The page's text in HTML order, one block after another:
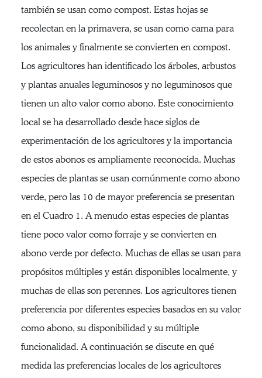
también se usan como compost. Estas hojas se
recolectan en la primavera, se usan como cama para
los animales y finalmente se convierten en compost.
Los agricultores han identificado los árboles, arbustos
y plantas anuales leguminosos y no leguminosos que
tienen un alto valor como abono. Este conocimiento
local se ha desarrollado desde hace siglos de
experimentación de los agricultores y la importancia
de estos abonos es ampliamente reconocida. Muchas
especies de plantas se usan comúnmente como abono
verde, pero las 10 de mayor preferencia se presentan
en el Cuadro 1. A menudo estas especies de plantas
tiene poco valor como forraje y se convierten en
abono verde por defecto. Muchas de ellas se usan para
propósitos múltiples y están disponibles localmente, y
muchas de ellas son perennes. Los agricultores tienen
preferencia por diferentes especies basados en su valor
como abono, su disponibilidad y su múltiple
funcionalidad. A continuación se discute en qué
medida las preferencias locales de los agricultores